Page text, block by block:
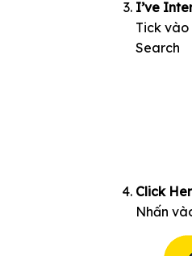
I’ve
Tick vào
Search
Click
Nhấn